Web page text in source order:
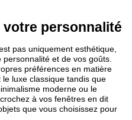
personnalité
pas uniquement esthétique,
et de vos goûts.
préférences en matière
luxe classique tandis que
moderne ou le
à vos fenêtres en dit
que vous choisissez pour